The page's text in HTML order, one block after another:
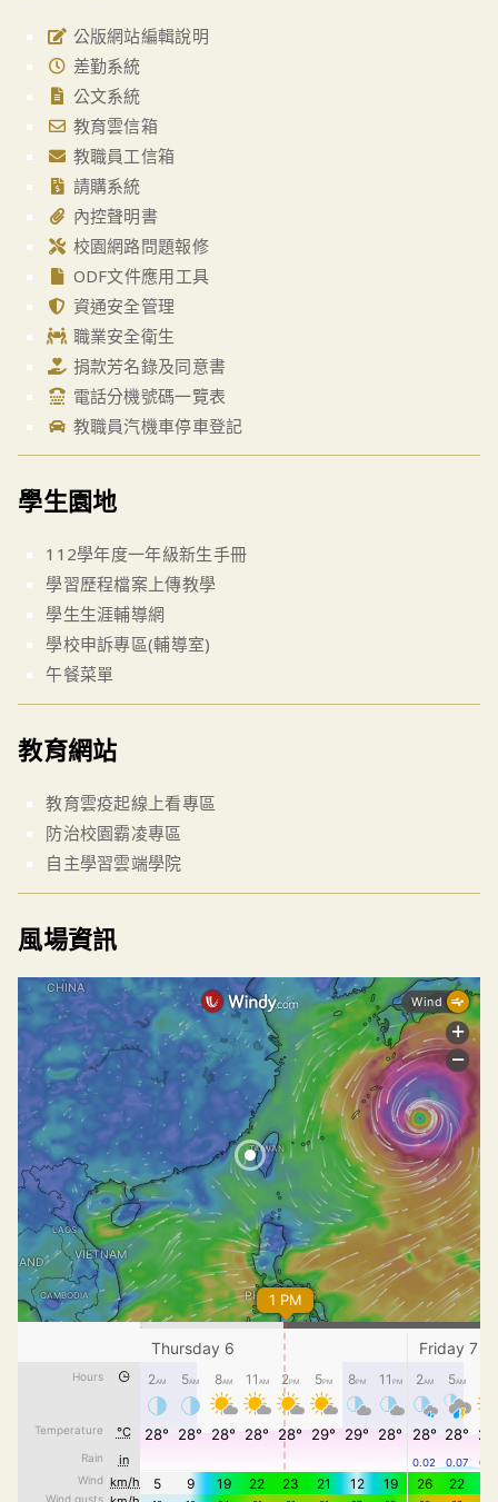
公版網站編輯說明
差勤系統
公文系統
教育雲信箱
教職員工信箱
請購系統
內控聲明書
校園網路問題報修
ODF文件應用工具
資通安全管理
職業安全衛生
捐款芳名錄及同意書
電話分機號碼一覽表
教職員汽機車停車登記
學生園地
112學年度一年級新生手冊
學習歷程檔案上傳教學
學生生涯輔導網
學校申訴專區(輔導室)
午餐菜單
教育網站
教育雲疫起線上看專區
防治校園霸凌專區
自主學習雲端學院
風場資訊